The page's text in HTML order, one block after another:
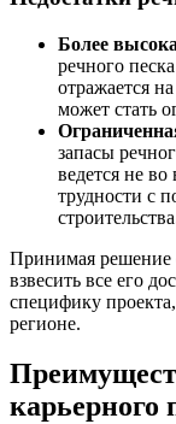
Более
речного
отражается
может стать
запасы
ведется не
трудности с
Принимая решение
взвесить все его
специфику
регионе.
карьерного